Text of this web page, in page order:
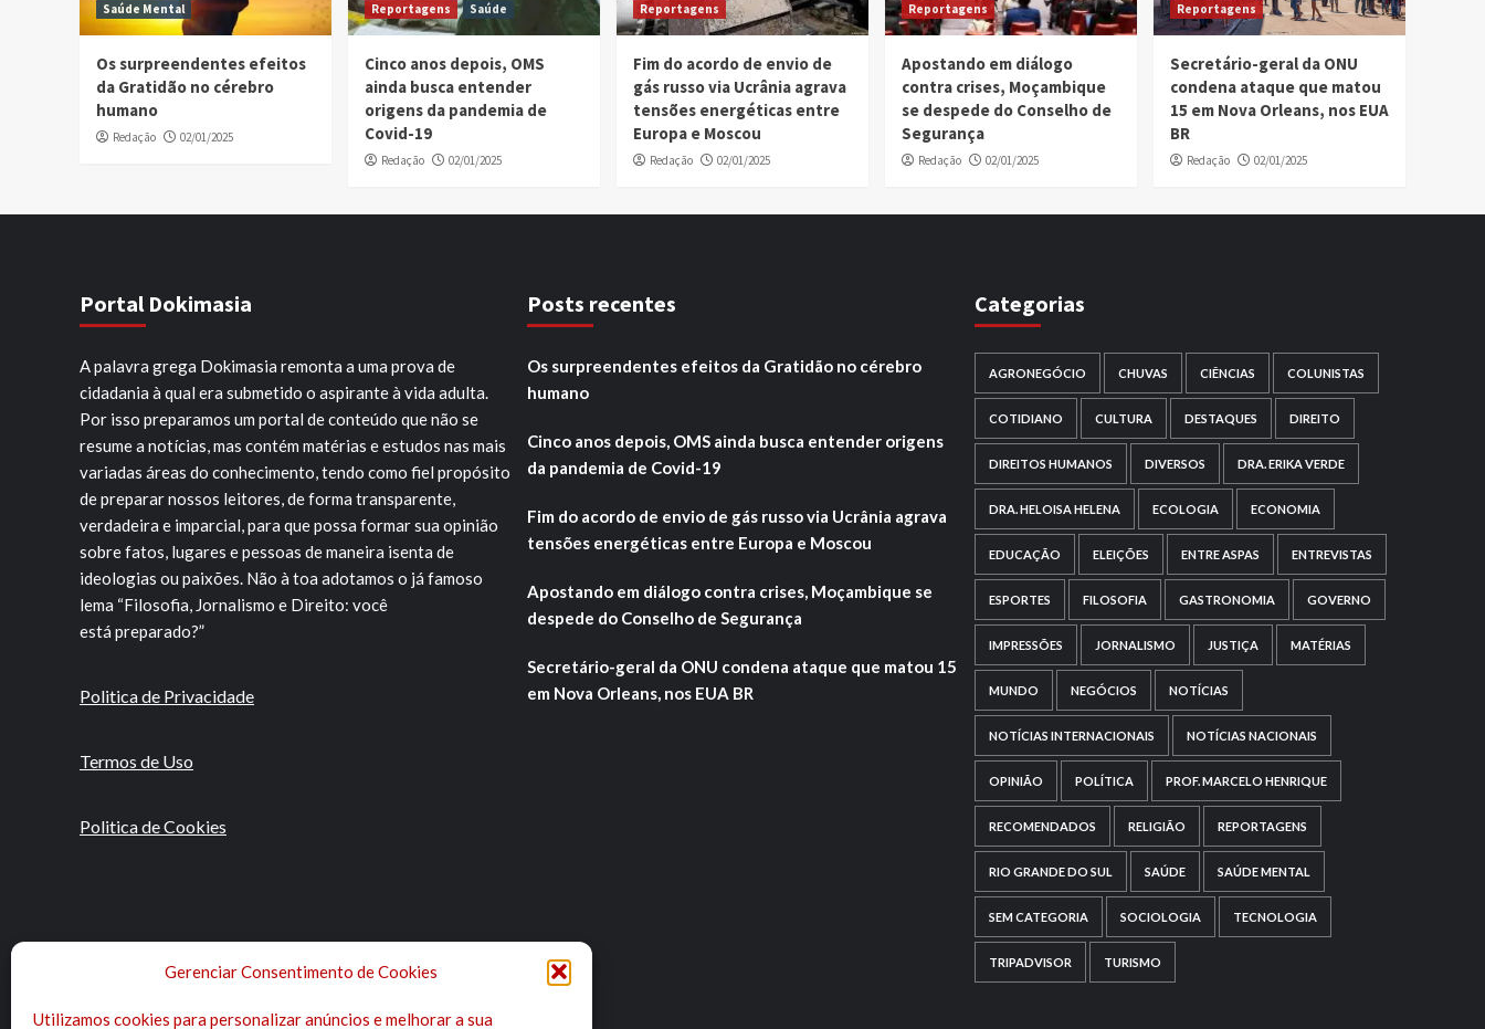
Gerenciar Consentimento de Cookies
Utilizamos cookies para personalizar anúncios e melhorar a sua
Saúde Mental
Os surpreendentes efeitos
da Gratidão no cérebro
humano
Redação 02/01/2025
Reportagens
Saúde
Cinco anos depois, OMS
ainda busca entender
origens da pandemia de
Covid-19
Redação 02/01/2025
Reportagens
Fim do acordo de envio de
gás russo via Ucrânia agrava
tensões energéticas entre
Europa e Moscou
Redação 02/01/2025
Reportagens
Apostando em diálogo
contra crises, Moçambique
se despede do Conselho de
Segurança
Redação 02/01/2025
Reportagens
Secretário-geral da ONU
condena ataque que matou
15 em Nova Orleans, nos EUA
BR
Redação 02/01/2025
Portal Dokimasia
A palavra grega Dokimasia remonta a uma prova de
cidadania à qual era submetido o aspirante à vida adulta.
Por isso preparamos um portal de conteúdo que não se
resume a notícias, mas contém matérias e estudos nas mais
variadas áreas do conhecimento, tendo como fiel propósito
de preparar nossos leitores, de forma transparente,
verdadeira e imparcial, para que possa formar sua opinião
sobre fatos, lugares e pessoas de maneira isenta de
ideologias ou paixões. Não à toa adotamos o já famoso
lema “Filosofia, Jornalismo e Direito: você
está preparado?”
Politica de Privacidade
Termos de Uso
Politica de Cookies
Posts recentes
Os surpreendentes efeitos da Gratidão no cérebro
humano
Cinco anos depois, OMS ainda busca entender origens
da pandemia de Covid-19
Fim do acordo de envio de gás russo via Ucrânia agrava
tensões energéticas entre Europa e Moscou
Apostando em diálogo contra crises, Moçambique se
despede do Conselho de Segurança
Secretário-geral da ONU condena ataque que matou 15
em Nova Orleans, nos EUA BR
Categorias
AGRONEGÓCIO CHUVAS CIÊNCIAS COLUNISTAS
COTIDIANO CULTURA DESTAQUES DIREITO
DIREITOS HUMANOS DIVERSOS DRA. ERIKA VERDE
DRA. HELOISA HELENA ECOLOGIA ECONOMIA
EDUCAÇÃO ELEIÇÕES ENTRE ASPAS ENTREVISTAS
ESPORTES FILOSOFIA GASTRONOMIA GOVERNO
IMPRESSÕES JORNALISMO JUSTIÇA MATÉRIAS
MUNDO NEGÓCIOS NOTÍCIAS
NOTÍCIAS INTERNACIONAIS NOTÍCIAS NACIONAIS
OPINIÃO POLÍTICA PROF. MARCELO HENRIQUE
RECOMENDADOS RELIGIÃO REPORTAGENS
RIO GRANDE DO SUL SAÚDE SAÚDE MENTAL
SEM CATEGORIA SOCIOLOGIA TECNOLOGIA
TRIPADVISOR TURISMO